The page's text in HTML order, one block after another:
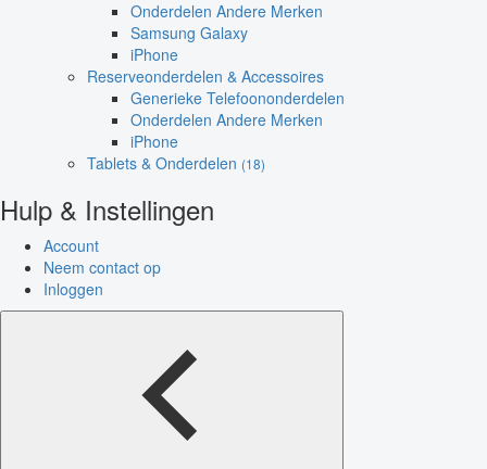
Onderdelen Andere Merken
Samsung Galaxy
iPhone
Reserveonderdelen & Accessoires
Generieke Telefoononderdelen
Onderdelen Andere Merken
iPhone
Tablets & Onderdelen (18)
Hulp & Instellingen
Account
Neem contact op
Inloggen